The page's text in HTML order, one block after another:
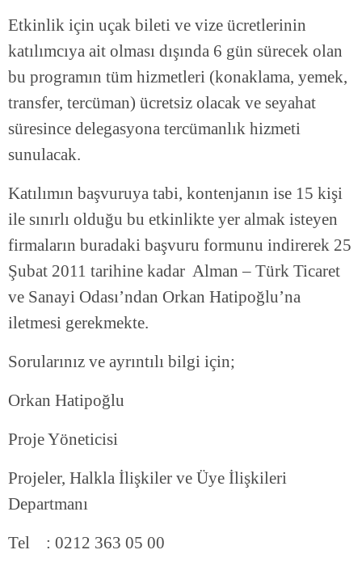
Etkinlik için uçak bileti ve vize ücretlerinin
katılımcıya ait olması dışında 6 gün sürecek olan
bu programın tüm hizmetleri (konaklama, yemek,
transfer, tercüman) ücretsiz olacak ve seyahat
süresince delegasyona tercümanlık hizmeti
sunulacak.
Katılımın başvuruya tabi, kontenjanın ise 15 kişi
ile sınırlı olduğu bu etkinlikte yer almak isteyen
firmaların buradaki başvuru formunu indirerek 25
Şubat 2011 tarihine kadar Alman – Türk Ticaret
ve Sanayi Odası’ndan Orkan Hatipoğlu’na
iletmesi gerekmekte.
Sorularınız ve ayrıntılı bilgi için;
Orkan Hatipoğlu
Proje Yöneticisi
Projeler, Halkla İlişkiler ve Üye İlişkileri
Departmanı
Tel : 0212 363 05 00